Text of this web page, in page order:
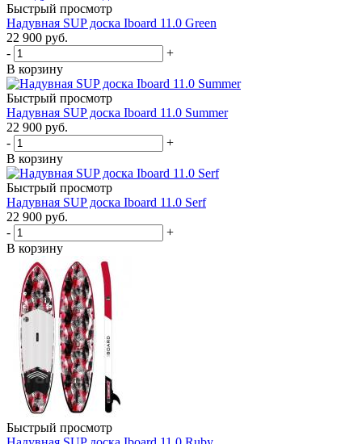
Быстрый просмотр
Надувная SUP доска Iboard 11.0 Green
22 900 руб.
-
+
В корзину
Быстрый просмотр
Надувная SUP дoска Iboard 11.0 Summer
22 900 руб.
-
+
В корзину
Быстрый просмотр
Надувная SUP дoска Iboard 11.0 Serf
22 900 руб.
-
+
В корзину
Быстрый просмотр